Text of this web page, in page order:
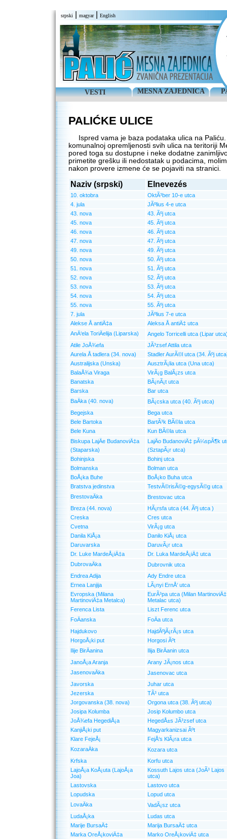
srpski magyar| English
VESTI MESNA ZAJEDNICA
PALIĆKE ULICE
Ispred vama je baza podataka ulica na Paliću.
komunalnoj opremljenosti svih ulica na teritoriji
pored toga su dostupne i neke dodatne
primetite grešku ili nedostatak u podacima,
nakon provere izmene će se pojaviti na stranici.
Naziv (srpski) Elnevezés
10. oktobra
OktÃ³ber 10-e utca
4. jula
JÃºlius 4-e utca
43. nova
43. Ãºj utca
45. nova
45. Ãºj utca
46. nova
46. Ãºj utca
47. nova
47. Ãºj utca
49. nova
49. Ãºj utca
50. nova
50. Ãºj utca
51. nova
51. Ãºj utca
52. nova
52. Ãºj utca
53. nova
53. Ãºj utca
54. nova
54. Ãºj utca
55. nova
55. Ãºj utca
7. jula
JÃºlius 7-e utca
Alekse Å antiÄ‡a
Aleksa Å antiÄ‡ utca
AnÄ‘ela ToriÄelija (Liparska)
Angelo Torricelli utca (Lipar
Atile JoÅ¾efa
JÃ³zsef Attila utca
Aurela Å tadlera (34. nova)
Stadler AurÃ©l utca (34. Ãºj
Australijska (Unska)
AusztrÃ¡lia utca (Una utca)
BalaÅ¾a Viraga
VirÃ¡g BalÃ¡zs utca
Banatska
BÃ¡nÃ¡t utca
Barska
Bar utca
BaÄka (40. nova)
BÃ¡cska utca (40. Ãºj utca)
Begejska
Bega utca
Bele Bartoka
BartÃ³k BÃ©la utca
Bele Kuna
Kun BÃ©la utca
Biskupa LajÄe BudanoviÄ‡a
(Staparska)
LajÄo BudanoviÄ‡ pÃ¼spÃ¶k
(SztapÃ¡r utca)
Bohinjska
Bohinj utca
Bolmanska
Bolman utca
BoÅ¡ka Buhe
BoÅ¡ko Buha utca
Bratstva jedinstva
TestvÃ©risÃ©g-egysÃ©g utca
BrestovaÄka
Brestovac utca
Breza (44. nova)
HÃ¡rsfa utca (44. Ãºj utca )
Creska
Cres utca
Cvetna
VirÃ¡g utca
Danila KiÅ¡a
Danilo KiÅ¡ utca
Daruvarska
DaruvÃ¡r utca
Dr. Luke MardeÅ¡iÄ‡a
Dr. Luka MardeÅ¡iÄ‡ utca
DubrovaÄka
Dubrovnik utca
Endrea Adija
Ady Endre utca
Ernea Lanjija
LÃ¡nyi ErnÅ‘ utca
Evropska (Milana
MartinoviÄ‡a Metalca)
EurÃ³pa utca (Milan MartinoviÄ‡
Metalac utca)
Ferenca Lista
Liszt Ferenc utca
FoÄanska
FoÄa utca
Hajdukovo
HajdÃºjÃ¡rÃ¡s utca
HorgoÅ¡ki put
Horgosi Ãºt
Ilije BirÄanina
Ilija BirÄanin utca
JanoÅ¡a Aranja
Arany JÃ¡nos utca
JasenovaÄka
Jasenovac utca
Javorska
Juhar utca
Jezerska
TÃ³ utca
Jorgovanska (38. nova)
Orgona utca (38. Ãºj utca)
Josipa Kolumba
Josip Kolumbo utca
JoÅ¾efa HegediÅ¡a
HegedÅ±s JÃ³zsef utca
KanjiÅ¡ki put
Magyarkanizsai Ãºt
Klare FejeÅ¡
FejÅ‘s KlÃ¡ra utca
KozaraÄka
Kozara utca
Krfska
Korfu utca
LajoÅ¡a KoÅ¡uta (LajoÅ¡a
Joa)
Kossuth Lajos utca (JoÃ³ Lajos
utca)
Lastovska
Lastovo utca
Lopudska
Lopud utca
LovaÄka
VadÃ¡sz utca
LudaÅ¡ka
Ludas utca
Marije BursaÄ‡
Marija BursaÄ‡ utca
Marka OreÅ¡koviÄ‡a
Marko OreÅ¡koviÄ‡ utca